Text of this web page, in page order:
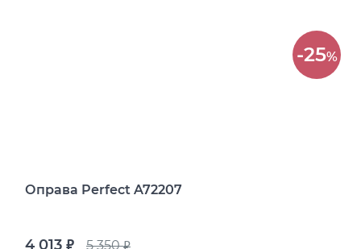
-25%
Оправа Perfect A72207
4 013 руб. 5 350руб.